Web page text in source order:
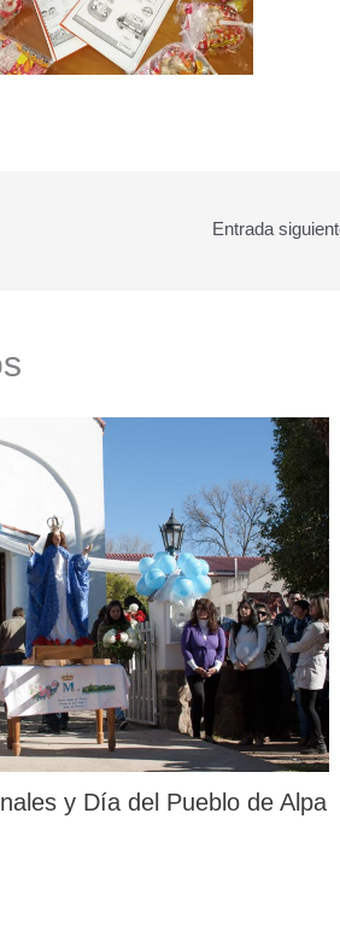
Entrada
y Día del Pueblo de Alpa